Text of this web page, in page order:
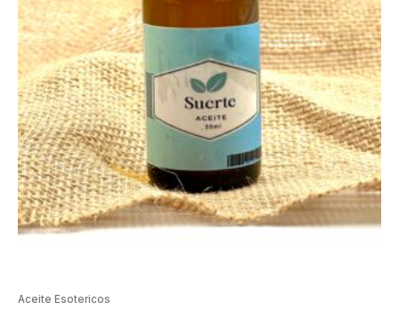
Aceite Esotericos